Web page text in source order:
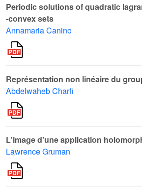
Periodic solutions of quadratic
-convex sets
Annamaria Canino
Représentation non linéaire du
Abdelwaheb Charfi
L'image d'une application
Lawrence Gruman